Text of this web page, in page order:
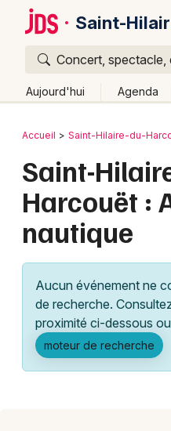
Concert, spectacle,
Aujourd'hui Agenda
Publier un
Grands événements
Manifestations
Foires & salons
Bordeaux
Colmar
Lille
Lyon
Marseille
Mulhouse
Montpellier
Retour
Accueil Saint-Hilaire-du-
Saint-
Harcouët :
nautique
Aucun événement ne
de recherche.
proximité ci-dessous
moteur de recherche
Quoi ?
Où ?
Basse-Normandie
Partout
Changer de lieu
Quand ?